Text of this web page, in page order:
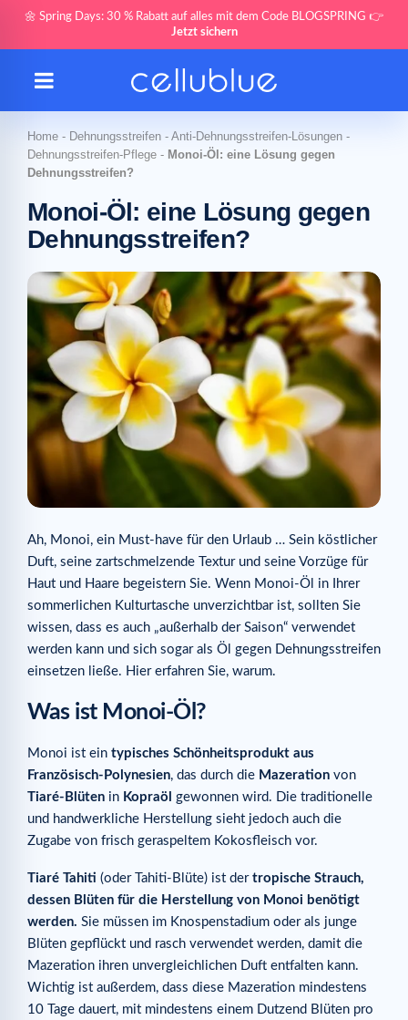
🌼 Spring Days: 30 % Rabatt auf alles mit dem Code BLOGSPRING 👉
Jetzt sichern
Home - Dehnungsstreifen - Anti-Dehnungsstreifen-Lösungen -
Dehnungsstreifen-Pflege - Monoi-Öl: eine Lösung gegen
Dehnungsstreifen?
Monoi-Öl: eine Lösung gegen
Dehnungsstreifen?
Ah, Monoi, ein Must-have für den Urlaub … Sein köstlicher
Duft, seine zartschmelzende Textur und seine Vorzüge für
Haut und Haare begeistern Sie. Wenn Monoi-Öl in Ihrer
sommerlichen Kulturtasche unverzichtbar ist, sollten Sie
wissen, dass es auch „außerhalb der Saison“ verwendet
werden kann und sich sogar als Öl gegen Dehnungsstreifen
einsetzen ließe. Hier erfahren Sie, warum.
Was ist Monoi-Öl?
Monoi ist ein typisches Schönheitsprodukt aus
Französisch-Polynesien, das durch die Mazeration von
Tiaré-Blüten in Kopraöl gewonnen wird. Die traditionelle
und handwerkliche Herstellung sieht jedoch auch die
Zugabe von frisch geraspeltem Kokosfleisch vor.
Tiaré Tahiti (oder Tahiti-Blüte) ist der tropische Strauch,
dessen Blüten für die Herstellung von Monoi benötigt
werden. Sie müssen im Knospenstadium oder als junge
Blüten gepflückt und rasch verwendet werden, damit die
Mazeration ihren unvergleichlichen Duft entfalten kann.
Wichtig ist außerdem, dass diese Mazeration mindestens
10 Tage dauert, mit mindestens einem Dutzend Blüten pro